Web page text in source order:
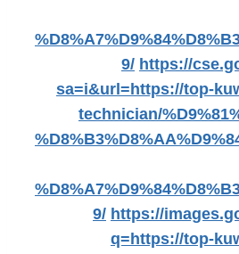
9/ https://
sa=i&url=https://top-
technician/
9/ https://
q=https://top-